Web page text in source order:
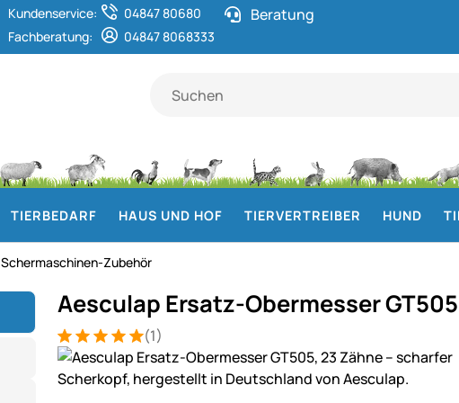
Kundenservice:
04847 80680
Fachberatung:
04847 8068333
Beratung
TIERBEDARF HAUS UND HOF TIERVERTREIBER HUND
Schermaschinen-Zubehör
Aesculap Ersatz-Obermesser
Bewertung: 5 von 5 (1 Bewertungen)
1 Bewertung (1)
Produktgalerie